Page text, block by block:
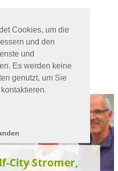
City Stromer,
Cookies, um die
und den
und
Es werden keine
genutzt, um Sie